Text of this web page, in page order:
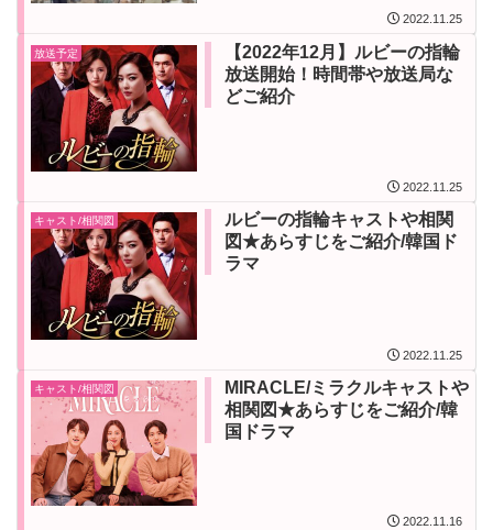
2022.11.25
放送予定
【2022年12月】ルビーの指輪
放送開始！時間帯や放送局な
どご紹介
2022.11.25
キャスト/相関図
ルビーの指輪キャストや相関
図★あらすじをご紹介/韓国ド
ラマ
2022.11.25
キャスト/相関図
MIRACLE/ミラクルキャストや
相関図★あらすじをご紹介/韓
国ドラマ
2022.11.16